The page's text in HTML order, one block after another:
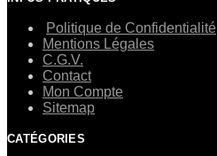
Politique de Confidentialité
Mentions Légales
C.G.V.
Contact
Mon Compte
Sitemap
CATÉGORIES